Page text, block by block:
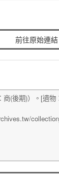
前往原始連結